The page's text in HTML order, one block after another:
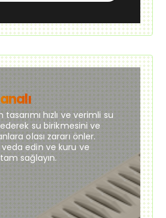
tasarımı hızlı ve verimli su
ederek su birikmesini ve
olası zararı önler.
edin ve kuru ve
sağlayın.